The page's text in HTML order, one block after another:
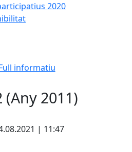
2020
informatiu
2011)
| 11:47